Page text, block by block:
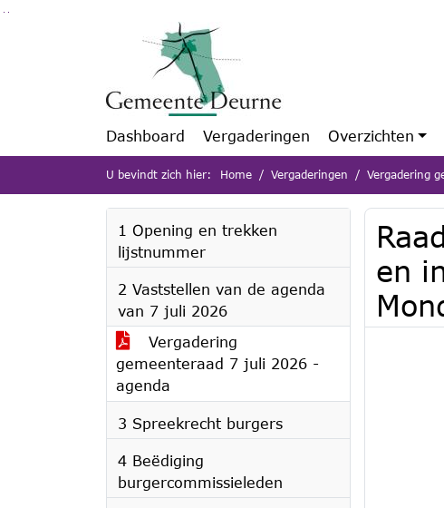
Ga naar de inhoud van deze pagina
Dashboard Vergaderingen Overzichten
U bevindt zich hier: Home Vergaderingen Vergadering
1 Opening en trekken
lijstnummer
2 Vaststellen van de agenda
van 7 juli 2026
Vergadering
gemeenteraad 7 juli 2026 -
agenda
3 Spreekrecht burgers
4 Beëdiging
burgercommissieleden
en